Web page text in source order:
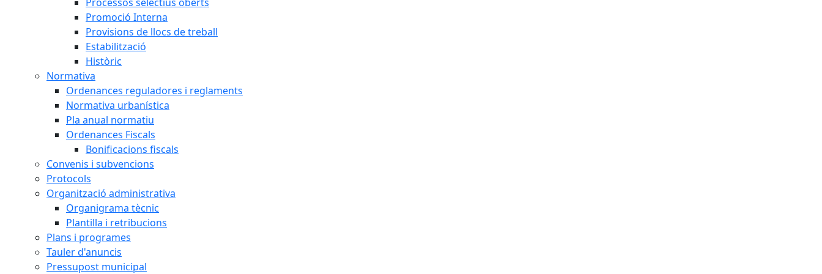
Promoció Interna
Provisions de llocs de treball
Estabilització
Històric
Normativa
Ordenances reguladores i reglaments
Normativa urbanística
Pla anual normatiu
Ordenances Fiscals
Bonificacions fiscals
Convenis i subvencions
Protocols
Organització administrativa
Organigrama tècnic
Plantilla i retribucions
Plans i programes
Tauler d'anuncis
Pressupost municipal